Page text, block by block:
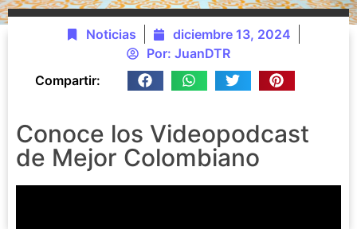
Noticias
diciembre 13, 2024
Por: JuanDTR
Compartir:
Conoce los Videopodcast
de Mejor Colombiano